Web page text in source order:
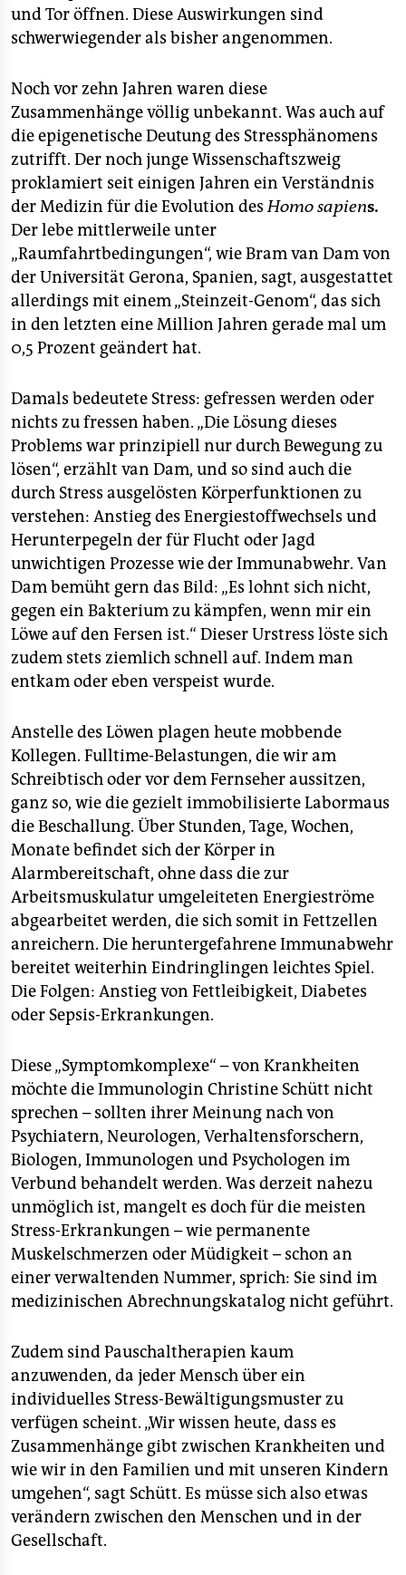
und Tor öffnen. Diese Auswirkungen sind
schwerwiegender als bisher angenommen.
Noch vor zehn Jahren waren diese
Zusammenhänge völlig unbekannt. Was auch auf
die epigenetische Deutung des Stressphänomens
zutrifft. Der noch junge Wissenschaftszweig
proklamiert seit einigen Jahren ein Verständnis
der Medizin für die Evolution desHomo sapiens.
Der lebe mittlerweile unter
„Raumfahrtbedingungen“, wie Bram van Dam von
der Universität Gerona, Spanien, sagt, ausgestattet
allerdings mit einem „Steinzeit-Genom“, das sich
in den letzten eine Million Jahren gerade mal um
0,5 Prozent geändert hat.
Damals bedeutete Stress: gefressen werden oder
nichts zu fressen haben. „Die Lösung dieses
Problems war prinzipiell nur durch Bewegung zu
lösen“, erzählt van Dam, und so sind auch die
durch Stress ausgelösten Körperfunktionen zu
verstehen: Anstieg des Energiestoffwechsels und
Herunterpegeln der für Flucht oder Jagd
unwichtigen Prozesse wie der Immunabwehr. Van
Dam bemüht gern das Bild: „Es lohnt sich nicht,
gegen ein Bakterium zu kämpfen, wenn mir ein
Löwe auf den Fersen ist.“ Dieser Urstress löste sich
zudem stets ziemlich schnell auf. Indem man
entkam oder eben verspeist wurde.
Anstelle des Löwen plagen heute mobbende
Kollegen. Fulltime-Belastungen, die wir am
Schreibtisch oder vor dem Fernseher aussitzen,
ganz so, wie die gezielt immobilisierte Labormaus
die Beschallung. Über Stunden, Tage, Wochen,
Monate befindet sich der Körper in
Alarmbereitschaft, ohne dass die zur
Arbeitsmuskulatur umgeleiteten Energieströme
abgearbeitet werden, die sich somit in Fettzellen
anreichern. Die heruntergefahrene Immunabwehr
bereitet weiterhin Eindringlingen leichtes Spiel.
Die Folgen: Anstieg von Fettleibigkeit, Diabetes
oder Sepsis-Erkrankungen.
Diese „Symptomkomplexe“ – von Krankheiten
möchte die Immunologin Christine Schütt nicht
sprechen – sollten ihrer Meinung nach von
Psychiatern, Neurologen, Verhaltensforschern,
Biologen, Immunologen und Psychologen im
Verbund behandelt werden. Was derzeit nahezu
unmöglich ist, mangelt es doch für die meisten
Stress-Erkrankungen – wie permanente
Muskelschmerzen oder Müdigkeit – schon an
einer verwaltenden Nummer, sprich: Sie sind im
medizinischen Abrechnungskatalog nicht geführt.
Zudem sind Pauschaltherapien kaum
anzuwenden, da jeder Mensch über ein
individuelles Stress-Bewältigungsmuster zu
verfügen scheint. „Wir wissen heute, dass es
Zusammenhänge gibt zwischen Krankheiten und
wie wir in den Familien und mit unseren Kindern
umgehen“, sagt Schütt. Es müsse sich also etwas
verändern zwischen den Menschen und in der
Gesellschaft.